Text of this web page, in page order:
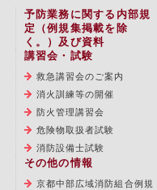
予防業務に関する内部規
定（例規集掲載を除
く。）及び資料
講習会・試験
救急講習会のご案内
消火訓練等の開催
防火管理講習会
危険物取扱者試験
消防設備士試験
その他の情報
京都中部広域消防組合例規